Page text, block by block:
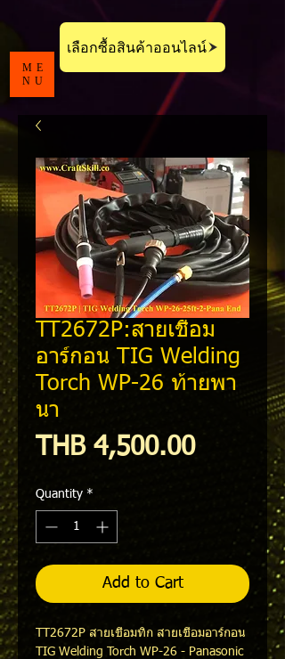
เลือกซื้อสินค้าออนไลน์
ME
NU
TT2672P:สายเชื่อม
อาร์กอน TIG Welding
Torch WP-26 ท้ายพา
นา
THB 4,500.00Price
Quantity *
Add to Cart
TT2672P สายเชื่อมทิก สายเชื่อมอาร์กอน
TIG Welding Torch WP-26 - Panasonic